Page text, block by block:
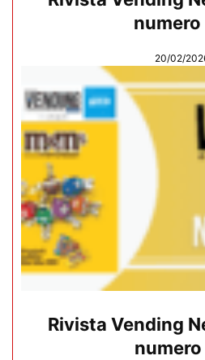
20/02/
Rivista Vending
numero